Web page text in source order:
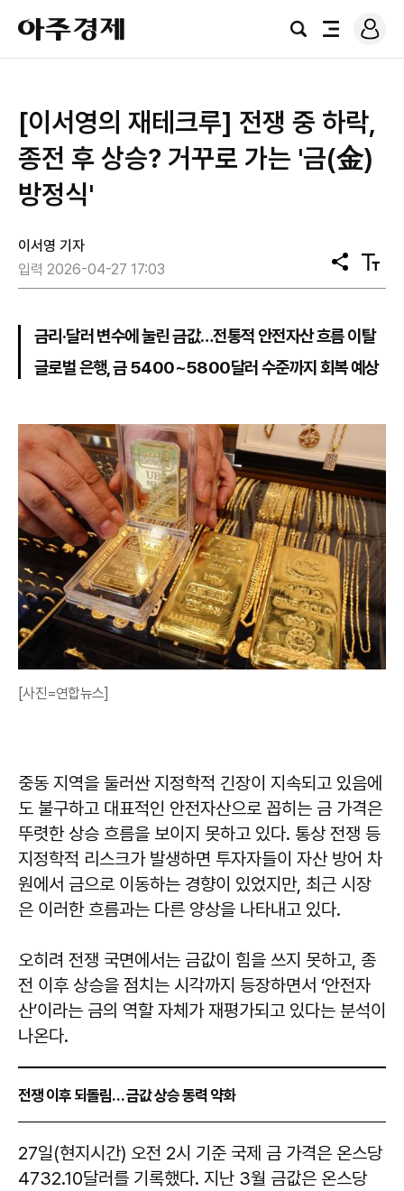
아
주
경
검
전
로
그
[이서영의 재테크루] 전쟁 중 하락,
종전 후 상승? 거꾸로 가는 '금(金)
방정식'
이서영 기자
입력 2026-04-27 17:03
공
유
텍
스
기
금리·달러 변수에 눌린 금값…전통적 안전자산 흐름 이탈
글로벌 은행, 금 5400~5800달러 수준까지 회복 예상
[사진=연합뉴스]
중동 지역을 둘러싼 지정학적 긴장이 지속되고 있음에
도 불구하고 대표적인 안전자산으로 꼽히는 금 가격은
뚜렷한 상승 흐름을 보이지 못하고 있다. 통상 전쟁 등
지정학적 리스크가 발생하면 투자자들이 자산 방어 차
원에서 금으로 이동하는 경향이 있었지만, 최근 시장
은 이러한 흐름과는 다른 양상을 나타내고 있다.
오히려 전쟁 국면에서는 금값이 힘을 쓰지 못하고, 종
전 이후 상승을 점치는 시각까지 등장하면서 ‘안전자
산’이라는 금의 역할 자체가 재평가되고 있다는 분석이
나온다.
전쟁 이후 되돌림… 금값 상승 동력 약화
27일(현지시간) 오전 2시 기준 국제 금 가격은 온스당
4732.10달러를 기록했다. 지난 3월 금값은 온스당